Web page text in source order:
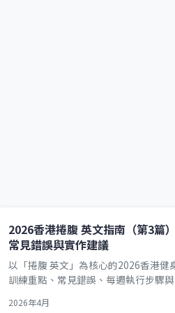
2026香港捲腹 英文指南（第3篇
常見錯誤與實作建議
以「捲腹 英文」為核心的2026香港健
訓練重點、常見錯誤、每週執行步驟與
2026年4月